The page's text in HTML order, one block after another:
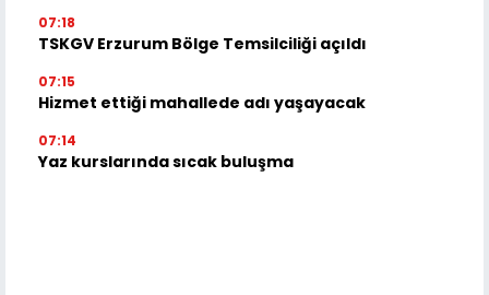
07:18
TSKGV Erzurum Bölge Temsilciliği açıldı
07:15
Hizmet ettiği mahallede adı yaşayacak
07:14
Yaz kurslarında sıcak buluşma